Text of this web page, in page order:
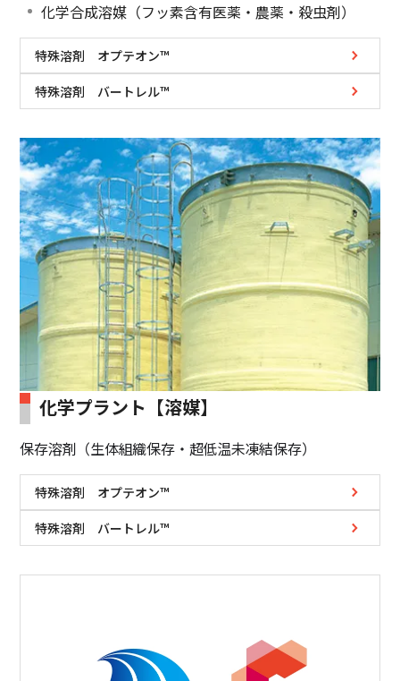
化学合成溶媒（フッ素含有医薬・農薬・殺虫剤）
特殊溶剤 オプテオン™
特殊溶剤 バートレル™
化学プラント【溶媒】
保存溶剤（生体組織保存・超低温未凍結保存）
特殊溶剤 オプテオン™
特殊溶剤 バートレル™